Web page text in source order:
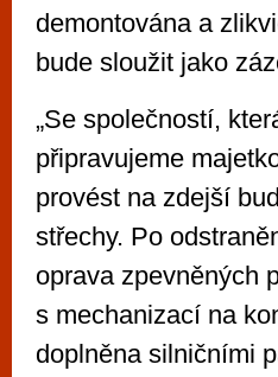
demontována a
bude sloužit jako
„Se společností,
připravujeme
provést na zdejší
střechy. Po
oprava zpevněných
s mechanizací na
doplněna silničními